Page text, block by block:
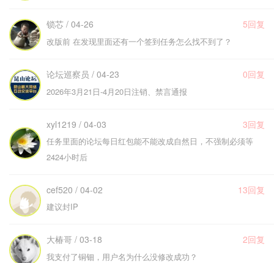
锁芯 / 04-26 5回复
改版前 在发现里面还有一个签到任务怎么找不到了？
论坛巡察员 / 04-23 0回复
2026年3月21日-4月20日注销、禁言通报
xyl1219 / 04-03 3回复
任务里面的论坛每日红包能不能改成自然日，不强制必须等
2424小时后
cef520 / 04-02 13回复
建议封IP
大椿哥 / 03-18 2回复
我支付了铜钿，用户名为什么没修改成功？